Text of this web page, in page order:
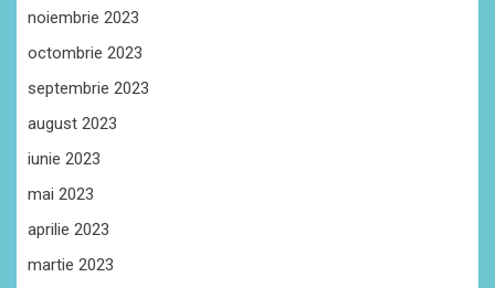
noiembrie 2023
octombrie 2023
septembrie 2023
august 2023
iunie 2023
mai 2023
aprilie 2023
martie 2023